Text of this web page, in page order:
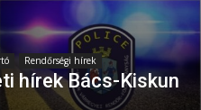
Rendőrségi hírek
hírek Bács-Kiskun